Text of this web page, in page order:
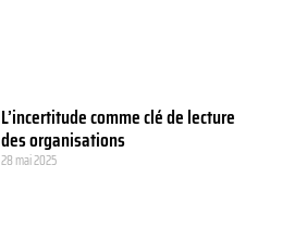
L’incertitude comme clé de lecture
des organisations
28 mai 2025